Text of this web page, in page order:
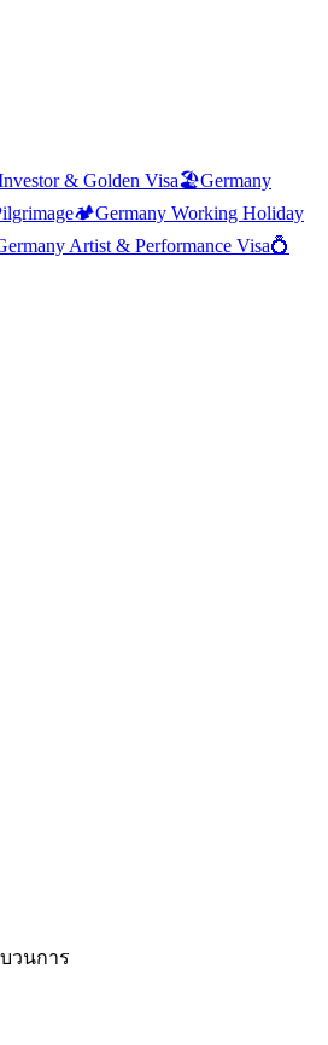
& Golden Visa🏖️Germany
🏕️Germany Working Holiday
Artist & Performance Visa💍
วนการ